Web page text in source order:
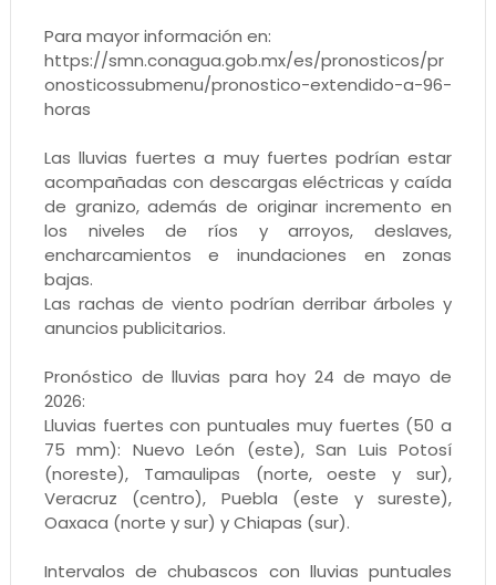
Para mayor información en:
https://smn.conagua.gob.mx/es/pronosticos/pr
onosticossubmenu/pronostico-extendido-a-96-
horas
Las lluvias fuertes a muy fuertes podrían estar
acompañadas con descargas eléctricas y caída
de granizo, además de originar incremento en
los niveles de ríos y arroyos, deslaves,
encharcamientos e inundaciones en zonas
bajas.
Las rachas de viento podrían derribar árboles y
anuncios publicitarios.
Pronóstico de lluvias para hoy 24 de mayo de
2026:
Lluvias fuertes con puntuales muy fuertes (50 a
75 mm): Nuevo León (este), San Luis Potosí
(noreste), Tamaulipas (norte, oeste y sur),
Veracruz (centro), Puebla (este y sureste),
Oaxaca (norte y sur) y Chiapas (sur).
Intervalos de chubascos con lluvias puntuales